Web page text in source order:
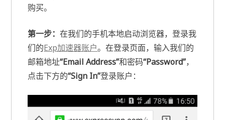
购买。
第一步：在我们的手机本地启动浏览器，登录我
们的Exp加速器账户。在登录页面，输入我们的
邮箱地址“Email Address”和密码“Password”，
点击下方的“Sign In”登录账户：